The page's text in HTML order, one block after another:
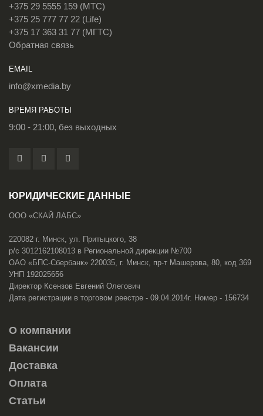
+375 29 5555 159 (МТС)
+375 25 777 77 22 (Life)
+375 17 363 31 77 (МГТС)
Обратная связь
EMAIL
info@xmedia.by
ВРЕМЯ РАБОТЫ
9:00 - 21:00, без выходных
ЮРИДИЧЕСКИЕ ДАННЫЕ
ООО «СКАЙ ЛАБС»
220082 г. Минск, ул. Притыцкого, 38
р/с 3012162108013 в Региональной дирекции №700
ОАО «БПС-Сбербанк» 220035, г. Минск, пр-т Машерова, 80, код 369
УНП 192025656
Директор Ксензов Евгений Олегович
Дата регистрации в торговом реестре - 09.04.2014г. Номер - 156734
О компании
Вакансии
Доставка
Оплата
Статьи